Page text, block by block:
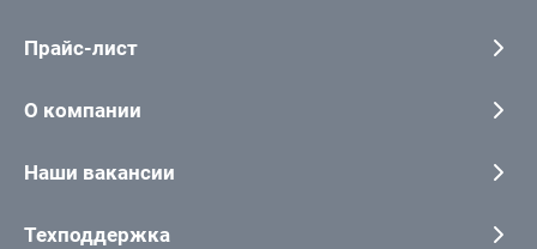
Прайс-лист
О компании
Наши вакансии
Техподдержка